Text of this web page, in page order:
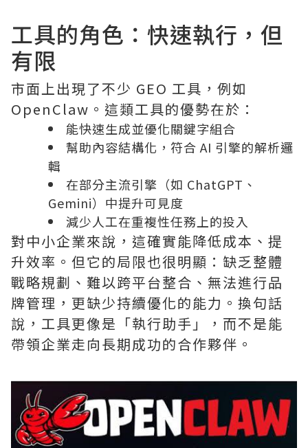
工具的角色：快速執行，但
有限
市面上出現了不少 GEO 工具，例如
OpenClaw。這類工具的優勢在於：
能快速生成並優化關鍵字組合
幫助內容結構化，符合 AI 引擎的解析邏
輯
在部分主流引擎（如 ChatGPT、
Gemini）中提升可見度
減少人工在重複性任務上的投入
對中小企業來說，這確實能降低成本、提
升效率。但它的局限也很明顯：缺乏整體
戰略規劃、難以跨平台整合、無法進行品
牌管理，更缺少持續優化的能力。換句話
說，工具更像是「執行助手」，而不是能
帶領企業走向長期成功的合作夥伴。